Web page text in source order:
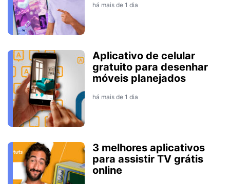
há mais de 1 dia
Aplicativo de celular
gratuito para desenhar
móveis planejados
há mais de 1 dia
3 melhores aplicativos
para assistir TV grátis
online